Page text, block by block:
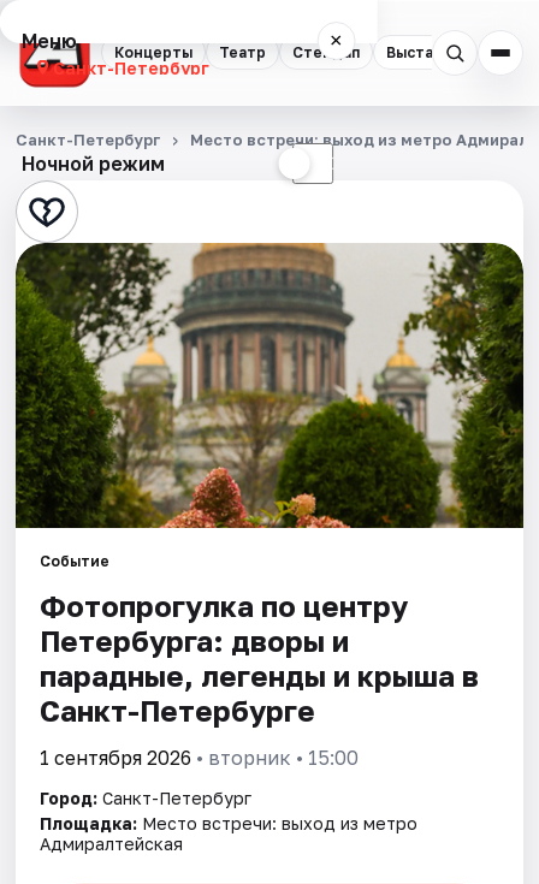
Концерты Театр Стендап Выставки
Меню ×
Санкт-Петербург
Концерты
Театр
Стендап
Выставки
Квесты
Экскурсии
Спорт
События
Города
Площадки
Артисты
Рейтинги
Ночной режим ☾
Санкт-Петербург Место встречи: выход из метро
Событие
Фотопрогулка по центру
Петербурга: дворы и
парадные, легенды и крыша в
Санкт-Петербурге
1 сентября 2026 • вторник • 15:00
Город: Санкт-Петербург
Площадка: Место встречи: выход из метро
Адмиралтейская